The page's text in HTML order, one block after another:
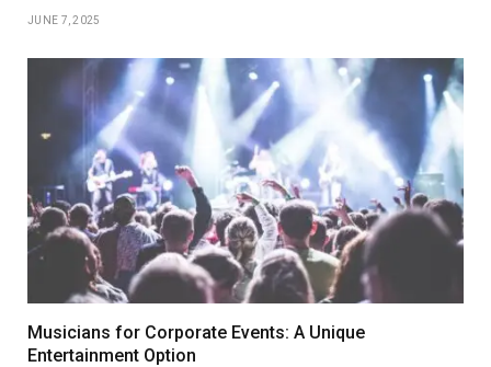
JUNE 7, 2025
Musicians for Corporate Events: A Unique
Entertainment Option